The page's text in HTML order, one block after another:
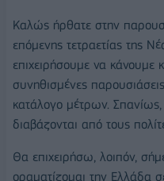
Καλώς ήρθατε στην
επόμενης τετραετίας της
επιχειρήσουμε να κάνουμε
συνηθισμένες
κατάλογο μέτρων.
διαβάζονται από τους
Θα επιχειρήσω, λοιπόν,
οραματίζομαι την Ελλάδα